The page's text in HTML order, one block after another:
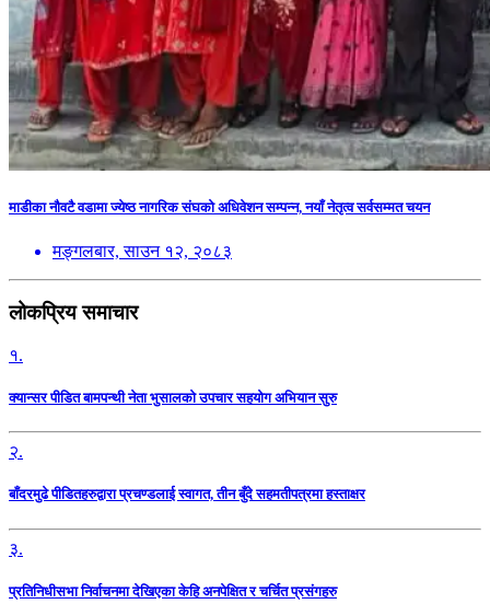
माडीका नौवटै वडामा ज्येष्ठ नागरिक संघको अधिवेशन सम्पन्न, नयाँ नेतृत्व सर्वसम्मत चयन
मङ्गलबार, साउन १२, २०८३
लोकप्रिय समाचार
१.
क्यान्सर पीडित बामपन्थी नेता भुसालकाे उपचार सहयोग अभियान सुरु
२.
बाँदरमुढे पीडितहरुद्वारा प्रचण्डलाई स्वागत, तीन बुँदे सहमतीपत्रमा हस्ताक्षर
३.
प्रतिनिधीसभा निर्वाचनमा देखिएका केहि अनपेक्षित र चर्चित प्रसंगहरु